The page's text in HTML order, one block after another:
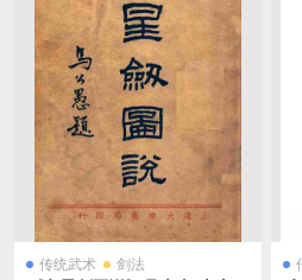
传统武术 剑法